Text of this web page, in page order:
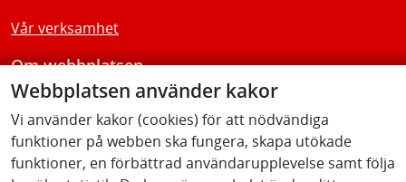
Webbplatsen använder kakor
Vi använder kakor (cookies) för att nödvändiga
funktioner på webben ska fungera, skapa utökade
funktioner, en förbättrad användarupplevelse samt följa
Vår verksamhet
Om webbplatsen
Tillgänglighetsredogörelse
Följ oss